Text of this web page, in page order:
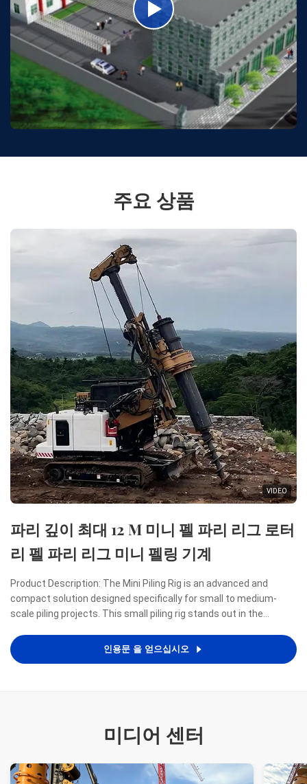
주요 상품
VIDEO
파리 깊이 최대 12 M 미니 펠 파리 리그 로터
리 펠 파리 리그 미니 펠링 기계
Product Description: The Mini Piling Rig is an advanced and
compact solution designed specifically for small to medium-
scale piling projects. This small piling rig stands out in the
power, efficiency, and portability, making it an ideal ...
인용문 을 얻으십시오
미디어 센터